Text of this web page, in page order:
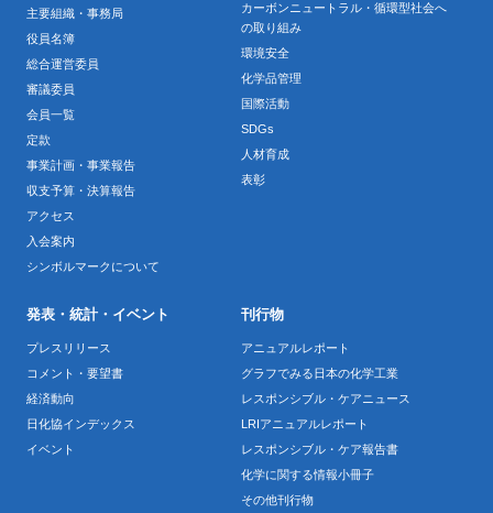
主要組織・事務局
役員名簿
総合運営委員
審議委員
会員一覧
定款
事業計画・事業報告
収支予算・決算報告
アクセス
入会案内
シンボルマークについて
カーボンニュートラル・循環型社会へ
の取り組み
環境安全
化学品管理
国際活動
SDGs
人材育成
表彰
発表・統計・イベント
プレスリリース
コメント・要望書
経済動向
日化協インデックス
イベント
刊行物
アニュアルレポート
グラフでみる日本の化学工業
レスポンシブル・ケアニュース
LRIアニュアルレポート
レスポンシブル・ケア報告書
化学に関する情報小冊子
その他刊行物